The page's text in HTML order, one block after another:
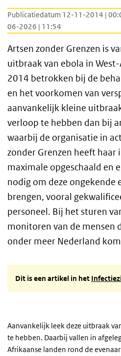
Publicatiedatum 12-11-2014 |
06-2026 | 11:54
Artsen zonder Grenzen is
uitbraak van ebola in
2014 betrokken bij de
en het voorkomen van
aanvankelijk kleine
verloop te hebben dan bij
waarbij de organisatie in
zonder Grenzen heeft
maximale opgeschaald en
nodig om deze ongekende
brengen, vooral
personeel. Bij het sturen
monitoren van de mensen
onder meer Nederland
Dit is een artikel in het
Aanvankelijk leek deze uitbraak
te hebben. Daarbij vallen in
Afrikaanse landen rond de